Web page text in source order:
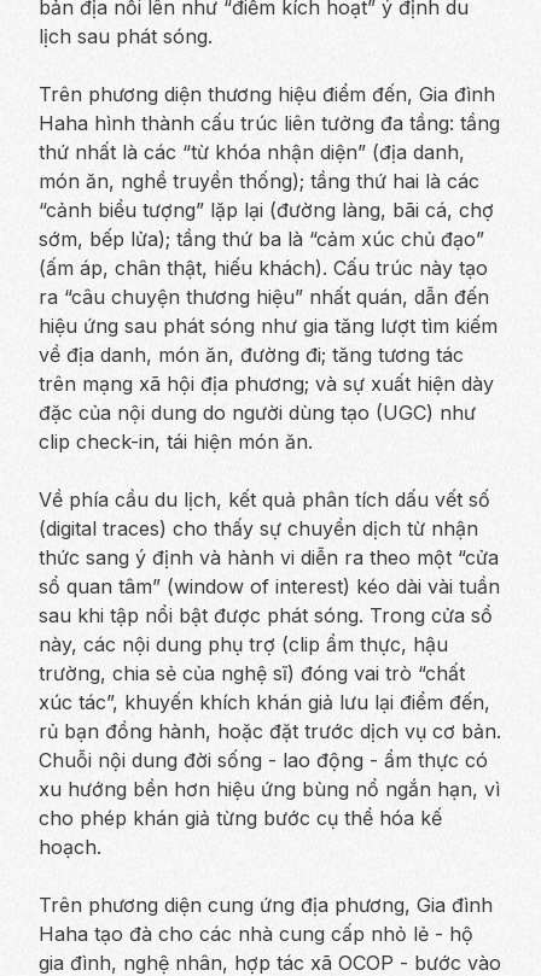
bản địa nổi lên như “điểm kích hoạt” ý định du
lịch sau phát sóng.
Trên phương diện thương hiệu điểm đến, Gia đình
Haha hình thành cấu trúc liên tưởng đa tầng: tầng
thứ nhất là các “từ khóa nhận diện” (địa danh,
món ăn, nghề truyền thống); tầng thứ hai là các
“cảnh biểu tượng” lặp lại (đường làng, bãi cá, chợ
sớm, bếp lửa); tầng thứ ba là “cảm xúc chủ đạo”
(ấm áp, chân thật, hiếu khách). Cấu trúc này tạo
ra “câu chuyện thương hiệu” nhất quán, dẫn đến
hiệu ứng sau phát sóng như gia tăng lượt tìm kiếm
về địa danh, món ăn, đường đi; tăng tương tác
trên mạng xã hội địa phương; và sự xuất hiện dày
đặc của nội dung do người dùng tạo (UGC) như
clip check-in, tái hiện món ăn.
Về phía cầu du lịch, kết quả phân tích dấu vết số
(digital traces) cho thấy sự chuyển dịch từ nhận
thức sang ý định và hành vi diễn ra theo một “cửa
sổ quan tâm” (window of interest) kéo dài vài tuần
sau khi tập nổi bật được phát sóng. Trong cửa sổ
này, các nội dung phụ trợ (clip ẩm thực, hậu
trường, chia sẻ của nghệ sĩ) đóng vai trò “chất
xúc tác”, khuyến khích khán giả lưu lại điểm đến,
rủ bạn đồng hành, hoặc đặt trước dịch vụ cơ bản.
Chuỗi nội dung đời sống - lao động - ẩm thực có
xu hướng bền hơn hiệu ứng bùng nổ ngắn hạn, vì
cho phép khán giả từng bước cụ thể hóa kế
hoạch.
Trên phương diện cung ứng địa phương, Gia đình
Haha tạo đà cho các nhà cung cấp nhỏ lẻ - hộ
gia đình, nghệ nhân, hợp tác xã OCOP - bước vào